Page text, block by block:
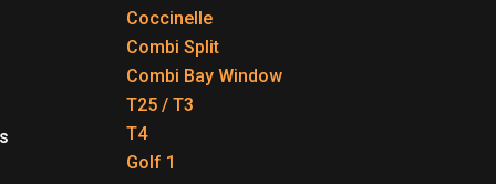
Coccinelle
Combi Split
Combi Bay Window
T25 / T3
T4
Golf 1